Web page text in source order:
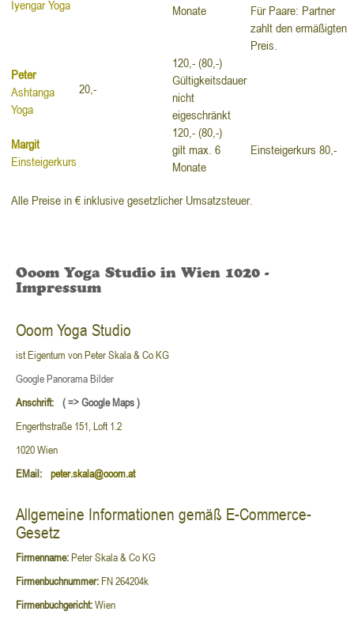
Iyengar Yoga
Monate
Für Paare: Partner
zahlt den ermäßigten
Preis.
Peter
Ashtanga
Yoga
20,-
120,- (80,-)
Gültigkeitsdauer
nicht
eigeschränkt
Margit
Einsteigerkurs
120,- (80,-)
gilt max. 6
Monate
Einsteigerkurs 80,-
Alle Preise in € inklusive gesetzlicher Umsatzsteuer.
Ooom Yoga Studio in Wien 1020 -
Impressum
Ooom Yoga Studio
ist Eigentum von Peter Skala & Co KG
Google Panorama Bilder
Anschrift:
( => Google Maps )
Engerthstraße 151, Loft 1.2
1020 Wien
EMail:
peter.skala@ooom.at
Allgemeine Informationen gemäß E-Commerce-
Gesetz
Firmenname:Peter Skala & Co KG
Firmenbuchnummer: FN 264204k
Firmenbuchgericht:Wien